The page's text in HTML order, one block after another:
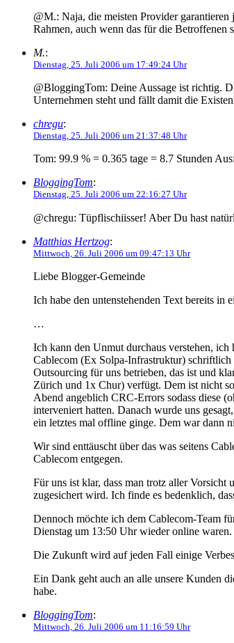
@M.: Naja, die meisten Provider
Rahmen, auch wenn das für die Betroffenen
M.:
Dienstag, 25. Juli 2006 um 17:49:24 Uhr
@BloggingTom: Deine Aussage ist richtig.
Unternehmen steht und fällt damit die
chregu:
Dienstag, 25. Juli 2006 um 21:37:48 Uhr
Tom: 99.9 % = 0.365 tage = 8.7 Stunden
BloggingTom:
Dienstag, 25. Juli 2006 um 22:16:27 Uhr
@chregu: Tüpflischiisser! Aber Du hast
Matthias Hertzog:
Mittwoch, 26. Juli 2006 um 09:47:13 Uhr
Liebe Blogger-Gemeinde
Ich habe den untenstehenden Text bereits in
…
Ich kann den Unmut durchaus verstehen, ich
Cablecom (Ex Solpa-Infrastruktur)
Outsourcing für uns betrieben, das ist und
Zürich und 1x Chur) verfügt. Dem ist nicht
Abend angeblich CRC-Errors sodass diese
interveniert hatten. Danach wurde uns
ein letztes mal offline ginge. Dem war dann
Wir sind enttäuscht über das was seitens
Cablecom entgegen.
Für uns ist klar, dass man trotz aller Vorsicht
zugesichert wird. Ich finde es bedenklich,
Dennoch möchte ich dem Cablecom-Team
Dienstag um 13:50 Uhr wieder online waren.
Die Zukunft wird auf jeden Fall einige
Ein Dank geht auch an alle unsere Kunden
habe.
BloggingTom:
Mittwoch, 26. Juli 2006 um 11:16:59 Uhr